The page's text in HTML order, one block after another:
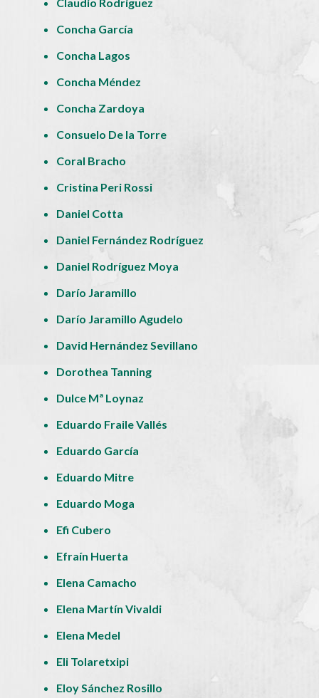
Claudio Rodríguez
Concha García
Concha Lagos
Concha Méndez
Concha Zardoya
Consuelo De la Torre
Coral Bracho
Cristina Peri Rossi
Daniel Cotta
Daniel Fernández Rodríguez
Daniel Rodríguez Moya
Darío Jaramillo
Darío Jaramillo Agudelo
David Hernández Sevillano
Dorothea Tanning
Dulce Mª Loynaz
Eduardo Fraile Vallés
Eduardo García
Eduardo Mitre
Eduardo Moga
Efi Cubero
Efraín Huerta
Elena Camacho
Elena Martín Vivaldi
Elena Medel
Eli Tolaretxipi
Eloy Sánchez Rosillo